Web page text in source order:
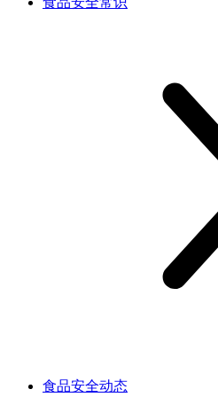
食品安全动态